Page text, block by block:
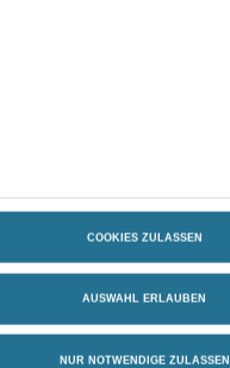
COOKIES ZULASSEN
AUSWAHL ERLAUBEN
NUR NOTWENDIGE ZULASSEN